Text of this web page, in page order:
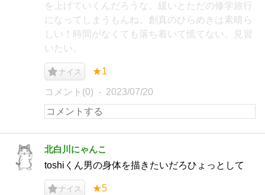
を上げていくんだろうな。緩いとただの修学旅行
になってしまうもんね。創真のひらめきは素晴ら
しい！時間がなくても落ち着いて慌てない、見習
いたい。
ナイス ★1
コメント(0) 2023/07/20
北白川にゃんこ
toshiくん男の身体を描きたいだろひょっとして
ナイス ★5